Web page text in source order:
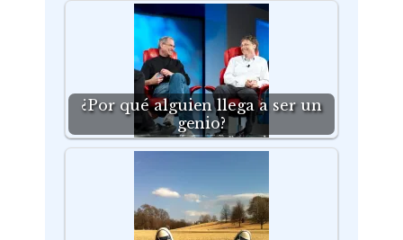
¿Por qué alguien llega a ser un
genio?